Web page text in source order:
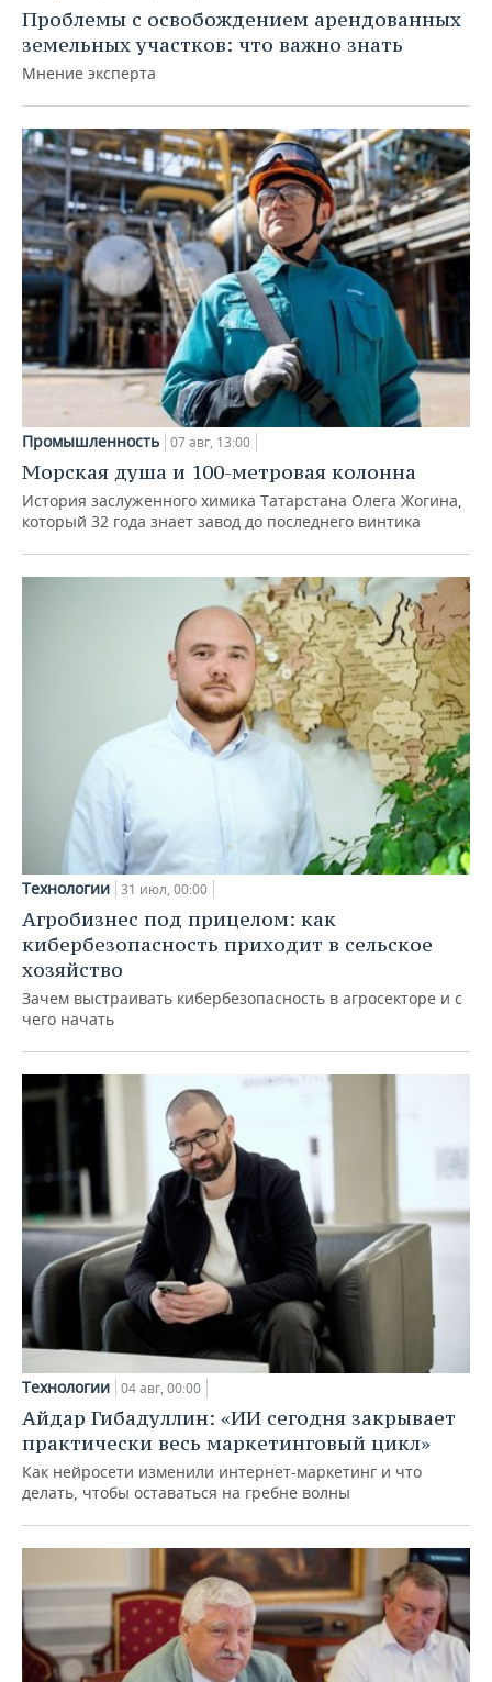
Проблемы с освобождением арендованных
земельных участков: что важно знать
Мнение эксперта
Промышленность 07 авг, 13:00
Морская душа и 100-метровая колонна
История заслуженного химика Татарстана Олега Жогина,
который 32 года знает завод до последнего винтика
Технологии 31 июл, 00:00
Агробизнес под прицелом: как
кибербезопасность приходит в сельское
хозяйство
Зачем выстраивать кибербезопасность в агросекторе и с
чего начать
Технологии 04 авг, 00:00
Айдар Гибадуллин: «ИИ сегодня закрывает
практически весь маркетинговый цикл»
Как нейросети изменили интернет-маркетинг и что
делать, чтобы оставаться на гребне волны